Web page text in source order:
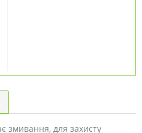
змивання, для захисту